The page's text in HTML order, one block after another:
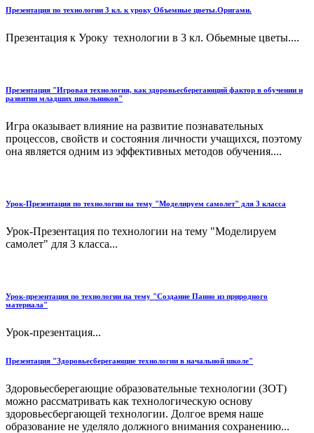
Презентация по технологии 3 кл. к уроку Объемные цветы.Оригами.
Презентация к Уроку технологии в 3 кл. Обьемные цветы....
Презентация "Игровая технология, как здоровьесберегающий фактор в обучении и
развитии младших школьников"
Игра оказывает влияние на развитие познавательных
процессов, свойств и состояния личности учащихся, поэтому
она является одним из эффективных методов обучения....
Урок-Презентация по технологии на тему "Моделируем самолет" для 3 класса
Урок-Презентация по технологии на тему "Моделируем
самолет" для 3 класса...
Урок-презентация по технологии на тему "Создание Панно из природного
материала"
Урок-презентация...
Презентация "Здоровьесберегающие технологии в начальной школе"
Здоровьесберегающие образовательные технологии (ЗОТ)
можно рассматривать как технологическую основу
здоровьесбергающей технологии. Долгое время наше
образование не уделяло должного внимания сохранению...